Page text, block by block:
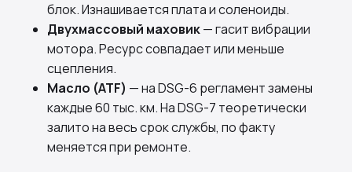
блок. Изнашивается плата и соленоиды.
Двухмассовый маховик— гасит вибрации
мотора. Ресурс совпадает или меньше
сцепления.
Масло (ATF) — на DSG-6 регламент замены
каждые 60 тыс. км. На DSG-7 теоретически
залито на весь срок службы, по факту
меняется при ремонте.